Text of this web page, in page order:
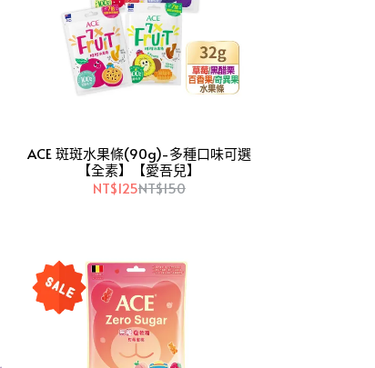
ACE 斑斑水果條(90g)-多種口味可選
【全素】【愛吾兒】
NT$125NT$150